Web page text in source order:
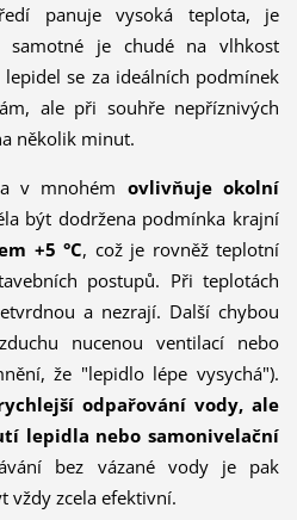
panuje vysoká teplota, je
je chudé na vlhkost
se za ideálních podmínek
ale při souhře nepříznivých
několik minut.
v mnohém ovlivňuje okolní
být dodržena podmínka krajní
+5 °C, což je rovněž teplotní
postupů. Při teplotách
a nezrají. Další chybou
nucenou ventilací nebo
že "lepidlo lépe vysychá").
odpařování vody, ale
lepidla nebo samonivelační
bez vázané vody je pak
vždy zcela efektivní.